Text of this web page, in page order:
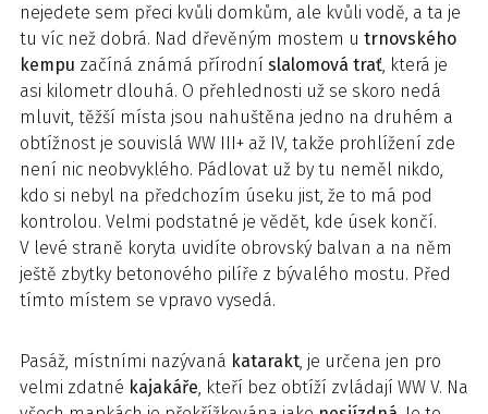
nejedete sem přeci kvůli domkům, ale kvůli vodě, a ta je
tu víc než dobrá. Nad dřevěným mostem u trnovského
kempu začíná známá přírodní slalomová trať, která je
asi kilometr dlouhá. O přehlednosti už se skoro nedá
mluvit, těžší místa jsou nahuštěna jedno na druhém a
obtížnost je souvislá WW III+ až IV, takže prohlížení zde
není nic neobvyklého. Pádlovat už by tu neměl nikdo,
kdo si nebyl na předchozím úseku jist, že to má pod
kontrolou. Velmi podstatné je vědět, kde úsek končí.
V levé straně koryta uvidíte obrovský balvan a na něm
ještě zbytky betonového pilíře z bývalého mostu. Před
tímto místem se vpravo vysedá.
Pasáž, místními nazývaná katarakt, je určena jen pro
velmi zdatné kajakáře, kteří bez obtíží zvládají WW V. Na